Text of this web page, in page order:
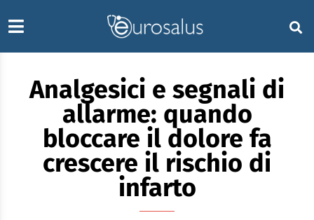
Analgesici e segnali di
allarme: quando
bloccare il dolore fa
crescere il rischio di
infarto